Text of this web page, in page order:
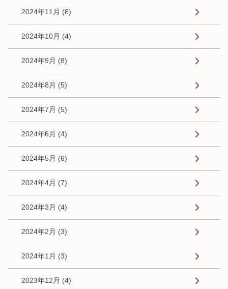
2024年11月 (6)
2024年10月 (4)
2024年9月 (8)
2024年8月 (5)
2024年7月 (5)
2024年6月 (4)
2024年5月 (6)
2024年4月 (7)
2024年3月 (4)
2024年2月 (3)
2024年1月 (3)
2023年12月 (4)